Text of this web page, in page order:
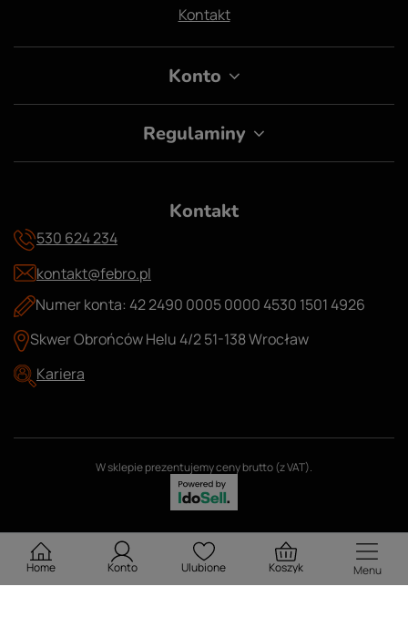
Kontakt
Konto
Regulaminy
Kontakt
530 624 234
kontakt@febro.pl
Numer konta: 42 2490 0005 0000 4530 1501 4926
Skwer Obrońców Helu 4/2 51-138 Wrocław
Kariera
W sklepie prezentujemy ceny brutto (z VAT).
Home Konto Ulubione Koszyk Menu